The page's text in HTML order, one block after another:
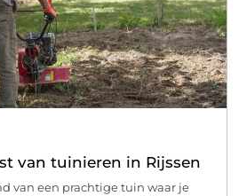
van tuinieren in Rijssen
van een prachtige tuin waar je